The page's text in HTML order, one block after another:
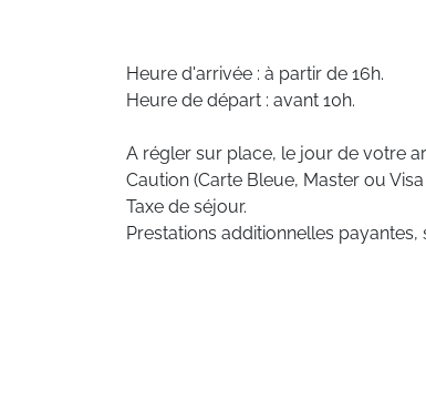
Heure d'arrivée : à partir de 16h.
Heure de départ : avant 10h.
A régler sur place, le jour de votre
Caution (Carte Bleue, Master ou
Taxe de séjour.
Prestations additionnelles